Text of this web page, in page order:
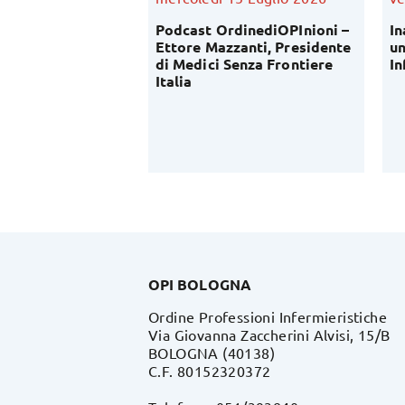
Podcast OrdinediOPInioni –
Ettore Mazzanti, Presidente
di Medici Senza Frontiere
Italia
OPI BOLOGNA
Ordine Professioni Infermieristiche
Via Giovanna Zaccherini Alvisi, 15/B
BOLOGNA (40138)
C.F. 80152320372